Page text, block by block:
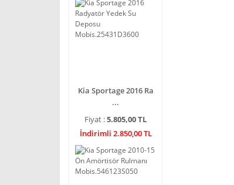
Kia Sportage 2016 Ra
...
Fiyat :5.805,00 TL
İndirimli 2.850,00 TL